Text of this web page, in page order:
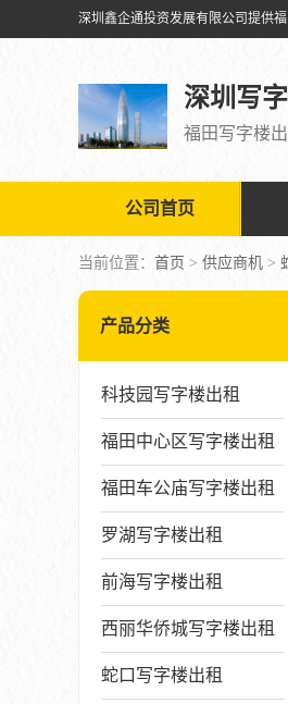
深圳写
公司首页
当前位置： 首页 > 供应商机 >
产品分类
科技园写字楼出租
福田中心区写字楼出租
福田车公庙写字楼出租
罗湖写字楼出租
前海写字楼出租
西丽华侨城写字楼出租
蛇口写字楼出租